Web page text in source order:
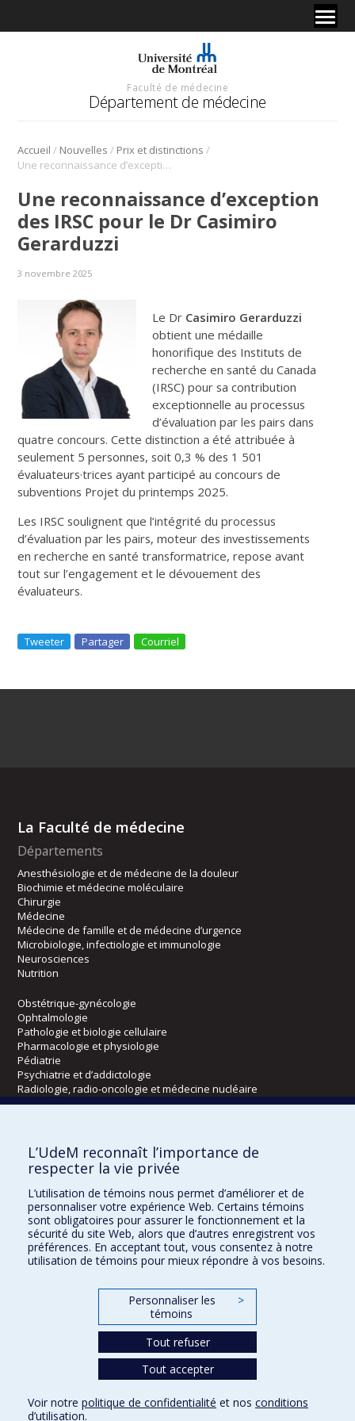
Faculté de médecine
Département de médecine
Accueil / Nouvelles / Prix et distinctions /
Une reconnaissance d’exception des IRSC pour le Dr Casimiro Gerarduzzi
Une reconnaissance d’exception
des IRSC pour le Dr Casimiro
Gerarduzzi
3 novembre 2025
Le Dr Casimiro Gerarduzzi
obtient une médaille
honorifique des Instituts de
recherche en santé du Canada
(IRSC) pour sa contribution
exceptionnelle au processus
d’évaluation par les pairs dans
quatre concours. Cette distinction a été attribuée à
seulement 5 personnes, soit 0,3 % des 1 501
évaluateurs·trices ayant participé au concours de
subventions Projet du printemps 2025.
Les IRSC soulignent que l’intégrité du processus
d’évaluation par les pairs, moteur des investissements
en recherche en santé transformatrice, repose avant
tout sur l’engagement et le dévouement des
évaluateurs.
Tweeter Partager Courriel
La Faculté de médecine
Départements
Anesthésiologie et de médecine de la douleur
Biochimie et médecine moléculaire
Chirurgie
Médecine
Médecine de famille et de médecine d’urgence
Microbiologie, infectiologie et immunologie
Neurosciences
Nutrition
Obstétrique-gynécologie
Ophtalmologie
Pathologie et biologie cellulaire
Pharmacologie et physiologie
Pédiatrie
Psychiatrie et d’addictologie
Radiologie, radio-oncologie et médecine nucléaire
Kinésiologie et des sciences de l’activité physique
Orthophonie et audiologie
Réadaptation
Directions
DPC
CPASS
L’UdeM reconnaît l’importance de
respecter la vie privée
L’utilisation de témoins nous permet d’améliorer et de
personnaliser votre expérience Web. Certains témoins
sont obligatoires pour assurer le fonctionnement et la
sécurité du site Web, alors que d’autres enregistrent vos
préférences. En acceptant tout, vous consentez à notre
utilisation de témoins pour mieux répondre à vos besoins.
Personnaliser les
témoins
>
Tout refuser
Tout accepter
Voir notre politique de confidentialité et nos conditions
d’utilisation.